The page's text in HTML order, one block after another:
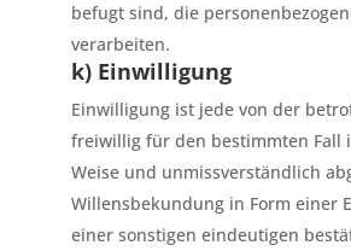
befugt sind, die
verarbeiten.
k) Einwilligung
Einwilligung ist jede von der
freiwillig für den bestimmten Fall
Weise und unmissverständlich
Willensbekundung in Form einer
einer sonstigen eindeutigen